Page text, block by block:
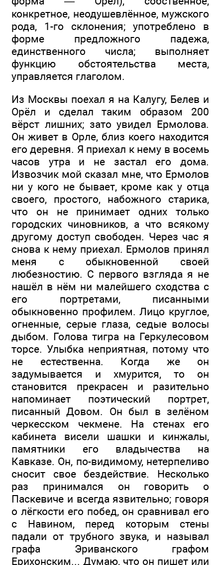
конкретное, неодушевлённое, мужского
рода, 1-го склонения; употреблено в
форме предложного падежа,
единственного числа; выполняет
функцию обстоятельства места,
управляется глаголом.
Из Москвы поехал я на Калугу, Белев и
Орёл и сделал таким образом 200
вёрст лишних; зато увидел Ермолова.
Он живет в Орле, близ коего находится
его деревня. Я приехал к нему в восемь
часов утра и не застал его дома.
Извозчик мой сказал мне, что Ермолов
ни у кого не бывает, кроме как у отца
своего, простого, набожного старика,
что он не принимает одних только
городских чиновников, а что всякому
другому доступ свободен. Через час я
снова к нему приехал. Ермолов принял
меня с обыкновенной своей
любезностию. С первого взгляда я не
нашёл в нём ни малейшего сходства с
его портретами, писанными
обыкновенно профилем. Лицо круглое,
огненные, серые глаза, седые волосы
дыбом. Голова тигра на Геркулесовом
торсе. Улыбка неприятная, потому что
не естественна. Когда же он
задумывается и хмурится, то он
становится прекрасен и разительно
напоминает поэтический портрет,
писанный Довом. Он был в зелёном
черкесском чекмене. На стенах его
кабинета висели шашки и кинжалы,
памятники его владычества на
Кавказе. Он, по-видимому, нетерпеливо
сносит свое бездействие. Несколько
раз принимался он говорить о
Паскевиче и всегда язвительно; говоря
о лёгкости его побед, он сравнивал его
с Навином, перед которым стены
падали от трубного звука, и называл
графа Эриванского графом
Ерихонским... Думаю, что он пишет или